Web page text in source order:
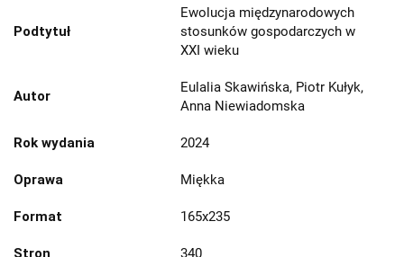
Podtytuł
Ewolucja międzynarodowych
stosunków gospodarczych w
XXI wieku
Autor
Eulalia Skawińska, Piotr Kułyk,
Anna Niewiadomska
Rok wydania 2024
Oprawa Miękka
Format 165x235
Stron 340